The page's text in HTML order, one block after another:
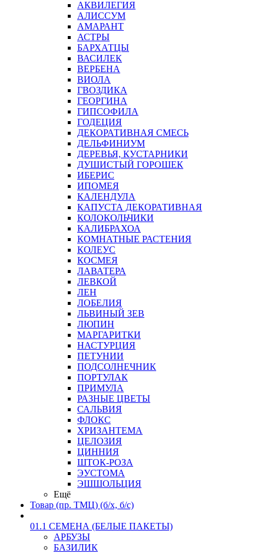
АКВИЛЕГИЯ
АЛИССУМ
АМАРАНТ
АСТРЫ
БАРХАТЦЫ
ВАСИЛЕК
ВЕРБЕНА
ВИОЛА
ГВОЗДИКА
ГЕОРГИНА
ГИПСОФИЛА
ГОДЕЦИЯ
ДЕКОРАТИВНАЯ СМЕСЬ
ДЕЛЬФИНИУМ
ДЕРЕВЬЯ, КУСТАРНИКИ
ДУШИСТЫЙ ГОРОШЕК
ИБЕРИС
ИПОМЕЯ
КАЛЕНДУЛА
КАПУСТА ДЕКОРАТИВНАЯ
КОЛОКОЛЬЧИКИ
КАЛИБРАХОА
КОМНАТНЫЕ РАСТЕНИЯ
КОЛЕУС
КОСМЕЯ
ЛАВАТЕРА
ЛЕВКОЙ
ЛЕН
ЛОБЕЛИЯ
ЛЬВИНЫЙ ЗЕВ
ЛЮПИН
МАРГАРИТКИ
НАСТУРЦИЯ
ПЕТУНИИ
ПОДСОЛНЕЧНИК
ПОРТУЛАК
ПРИМУЛА
РАЗНЫЕ ЦВЕТЫ
САЛЬВИЯ
ФЛОКС
ХРИЗАНТЕМА
ЦЕЛОЗИЯ
ЦИННИЯ
ШТОК-РОЗА
ЭУСТОМА
ЭШШОЛЬЦИЯ
Ещё
Товар (пр. ТМЦ) (б/х, б/с)
01.1 СЕМЕНА (БЕЛЫЕ ПАКЕТЫ)
АРБУЗЫ
БАЗИЛИК